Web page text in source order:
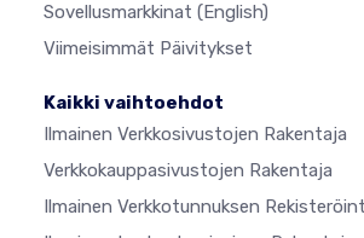
Sovellusmarkkinat (English)
Viimeisimmät Päivitykset
Kaikki vaihtoehdot
Ilmainen Verkkosivustojen Rakentaja
Verkkokauppasivustojen Rakentaja
Ilmainen Verkkotunnuksen